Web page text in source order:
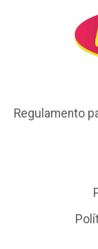
Regulamento